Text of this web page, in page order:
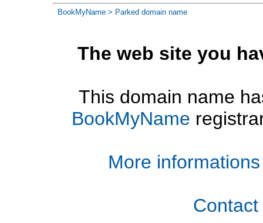
BookMyName > Parked domain name
The web site you
This domain name
BookMyName
More